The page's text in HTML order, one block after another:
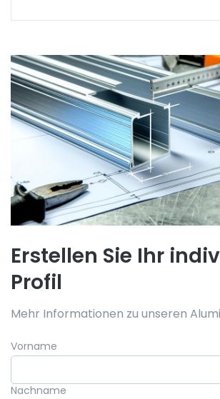
Erstellen Sie Ihr
Profil
Mehr Informationen zu unseren
Vorname
Nachname